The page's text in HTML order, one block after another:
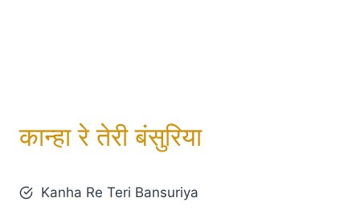
कान्हा रे तेरी बंसुरिया
Kanha Re Teri Bansuriya